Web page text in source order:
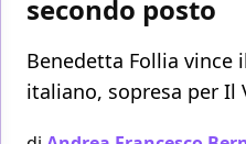
secondo posto
Benedetta Follia vince
italiano, sopresa per Il